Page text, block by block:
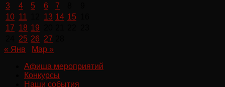
3
4 5 6 7
10 11 13 14 15
17 18 19
25 26 27
« Янв
Мар »
Афиша мероприятий
Конкурсы
Наши события